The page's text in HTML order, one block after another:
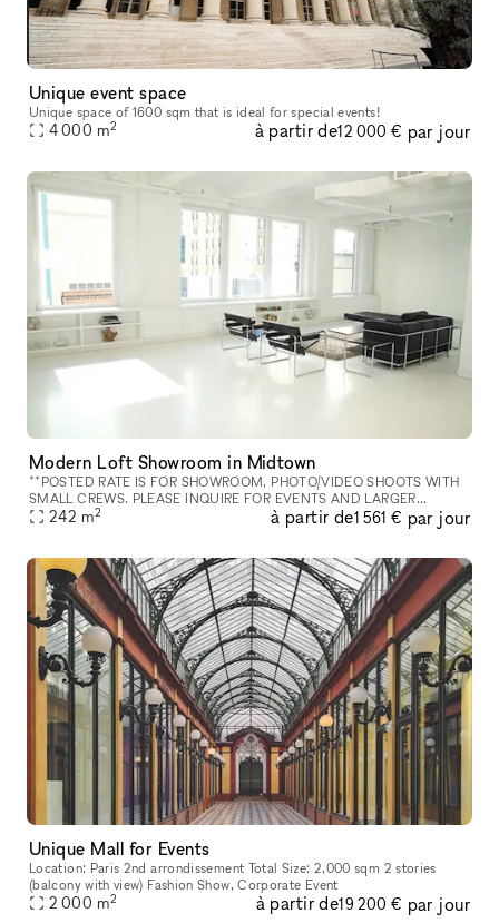
Unique event space
Unique space of 1600 sqm that is ideal for special events!
4 000 m2 à partir de12 000 € par jour
Modern Loft Showroom in Midtown
**POSTED RATE IS FOR SHOWROOM, PHOTO/VIDEO SHOOTS WITH
SMALL CREWS. PLEASE INQUIRE FOR EVENTS AND LARGER
PRODUCTIONS. NO ALCOHOL PERMITTED.** This is a Photo and
242 m2 à partir de1 561 € par jour
Unique Mall for Events
Location: Paris 2nd arrondissement Total Size: 2,000 sqm 2 stories
(balcony with view) Fashion Show, Corporate Event
2 000 m2 à partir de19 200 € par jour